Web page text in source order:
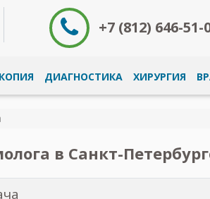
+7 (812) 646-51-
ДИАГНОСТИКА ХИРУРГИЯ
в Санкт-